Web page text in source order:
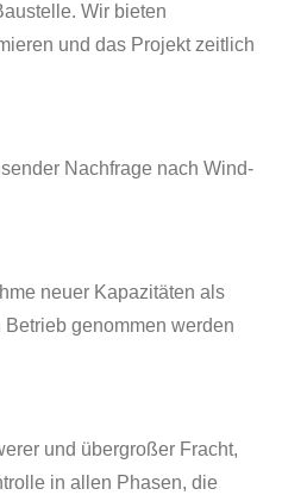
Wir bieten
und das Projekt zeitlich
Nachfrage nach Wind-
neuer Kapazitäten als
genommen werden
und übergroßer Fracht,
in allen Phasen, die